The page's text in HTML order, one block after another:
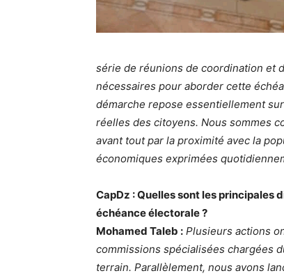
série de réunions de coordination et
nécessaires pour aborder cette
démarche repose essentiellement
réelles des citoyens. Nous sommes
avant tout par la proximité avec la
économiques exprimées
CapDz : Quelles sont les principales
échéance électorale ?
Mohamed Taleb : Plusieurs actions
commissions spécialisées chargées
terrain. Parallèlement, nous avons